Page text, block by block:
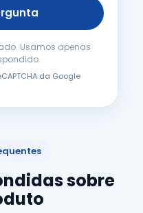
Usamos apenas
da Google
sobre